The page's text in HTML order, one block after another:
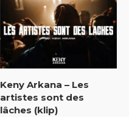
Keny Arkana – Les
artistes sont des
lâches (klip)